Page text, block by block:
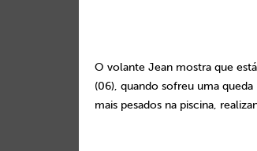
O volante Jean mostra que
(06), quando sofreu uma
mais pesados na piscina,